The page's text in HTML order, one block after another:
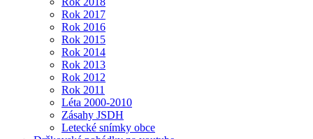
Rok 2017
Rok 2016
Rok 2015
Rok 2014
Rok 2013
Rok 2012
Rok 2011
Léta 2000-2010
Zásahy JSDH
Letecké snímky obce